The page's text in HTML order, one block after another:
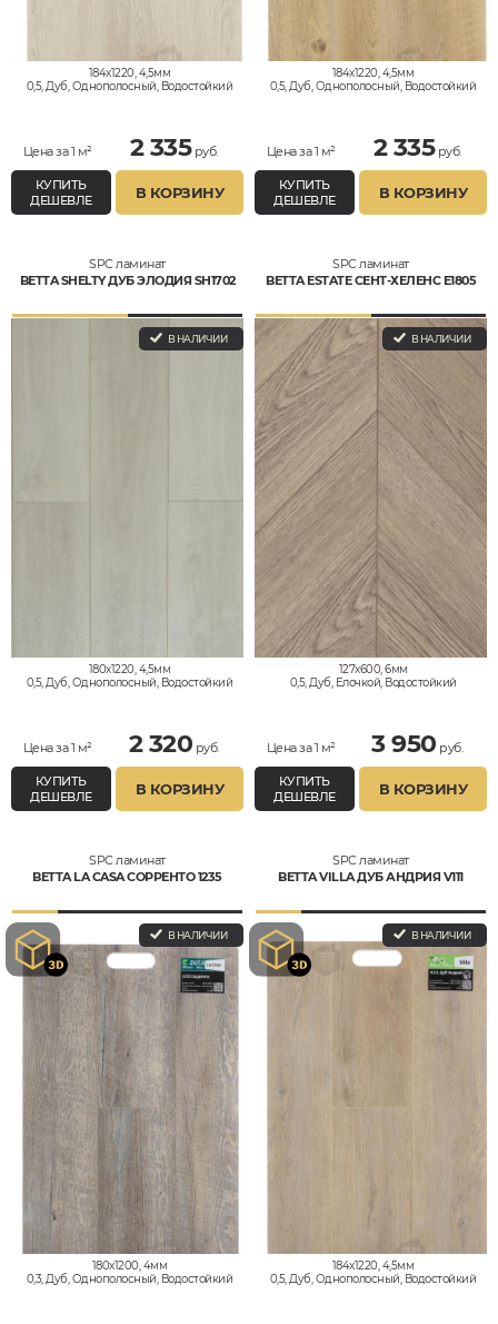
184x1220, 4,5мм
0,5, Дуб, Однополосный, Водостойкий
Цена за 1 м² 2 335руб.
КУПИТЬ
ДЕШЕВЛЕ
В КОРЗИНУ
184x1220, 4,5мм
0,5, Дуб, Однополосный, Водостойкий
Цена за 1 м² 2 335руб.
КУПИТЬ
ДЕШЕВЛЕ
В КОРЗИНУ
SPC ламинат
BETTA SHELTY ДУБ ЭЛОДИЯ SH1702
В НАЛИЧИИ
180x1220, 4,5мм
0,5, Дуб, Однополосный, Водостойкий
Цена за 1 м² 2 320 руб.
КУПИТЬ
ДЕШЕВЛЕ
В КОРЗИНУ
SPC ламинат
BETTA ESTATE СЕНТ-ХЕЛЕНС E1805
В НАЛИЧИИ
127x600, 6мм
0,5, Дуб, Елочкой, Водостойкий
Цена за 1 м² 3 950 руб.
КУПИТЬ
ДЕШЕВЛЕ
В КОРЗИНУ
SPC ламинат
BETTA LA CASA СОРРЕНТО 1235
В НАЛИЧИИ
180x1200, 4мм
0,3, Дуб, Однополосный, Водостойкий
SPC ламинат
BETTA VILLA ДУБ АНДРИЯ V111
В НАЛИЧИИ
184x1220, 4,5мм
0,5, Дуб, Однополосный, Водостойкий